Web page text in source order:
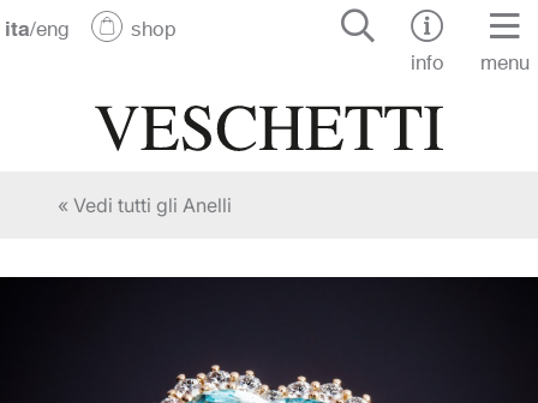
ita/eng
shop
info
menu
« Vedi tutti gli Anelli